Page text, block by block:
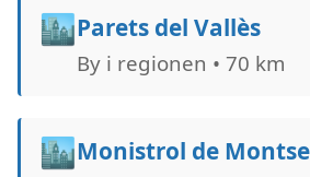
🏙️Parets del Vallès
By i regionen • 70 km
🏙️Monistrol de